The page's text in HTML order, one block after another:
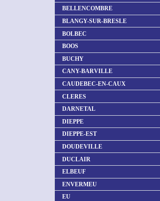
BELLENCOMBRE
BLANGY-SUR-BRESLE
BOLBEC
BOOS
BUCHY
CANY-BARVILLE
CAUDEBEC-EN-CAUX
CLERES
DARNETAL
DIEPPE
DIEPPE-EST
DOUDEVILLE
DUCLAIR
ELBEUF
ENVERMEU
EU